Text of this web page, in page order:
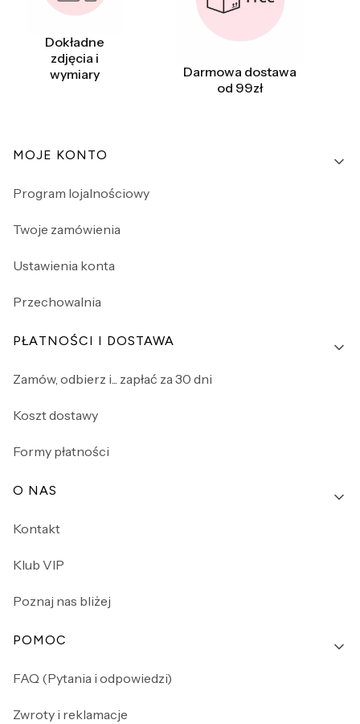
Dokładne
zdjęcia i
wymiary
Darmowa dostawa
od 99zł
Linki w stopce
MOJE KONTO
Program lojalnościowy
Twoje zamówienia
Ustawienia konta
Przechowalnia
PŁATNOŚCI I DOSTAWA
Zamów, odbierz i... zapłać za 30 dni
Koszt dostawy
Formy płatności
O NAS
Kontakt
Klub VIP
Poznaj nas bliżej
POMOC
FAQ (Pytania i odpowiedzi)
Zwroty i reklamacje